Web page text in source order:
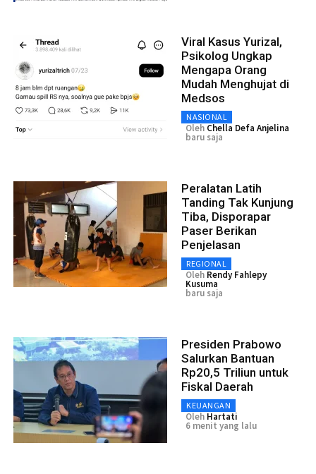
Viral Kasus Yurizal,
Psikolog Ungkap
Mengapa Orang
Mudah Menghujat di
Medsos
NASIONAL
Oleh Chella Defa Anjelina
baru saja
Peralatan Latih
Tanding Tak Kunjung
Tiba, Disporapar
Paser Berikan
Penjelasan
REGIONAL
Oleh Rendy Fahlepy
Kusuma
baru saja
Presiden Prabowo
Salurkan Bantuan
Rp20,5 Triliun untuk
Fiskal Daerah
KEUANGAN
Oleh Hartati
6 menit yang lalu